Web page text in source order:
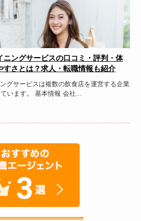
ニングサービスの口コミ・評判・体
すさとは？求人・転職情報も紹介
グサービスは複数の飲食店を運営する企業
います。 基本情報 会社...